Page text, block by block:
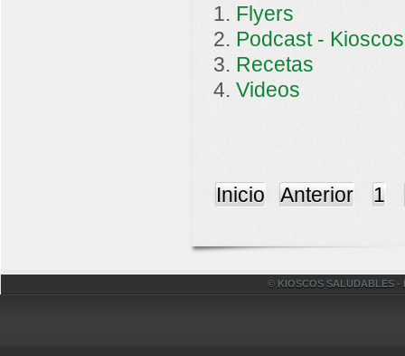
Flyers
Podcast -
Recetas
Videos
Inicio Anterior 1
© KIOSCOS SALUDABLES